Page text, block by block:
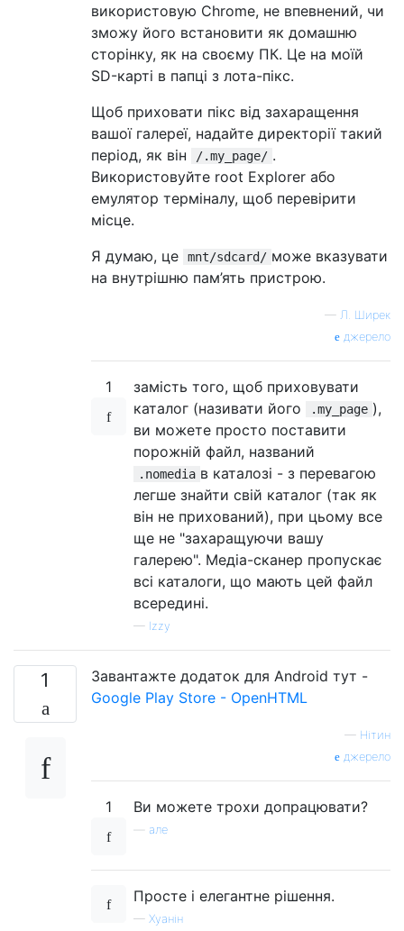
використовую Chrome, не впевнений, чи
зможу його встановити як домашню
сторінку, як на своєму ПК. Це на моїй
SD-карті в папці з лота-пікс.
Щоб приховати пікс від захаращення
вашої галереї, надайте директорії такий
період, як він
/.my_page/ .
Використовуйте root Explorer або
емулятор терміналу, щоб перевірити
місце.
Я думаю, це
mnt/sdcard/ може вказувати
на внутрішню пам’ять пристрою.
— Л. Ширек
джерело
1
замість того, щоб приховувати
каталог (називати його
.my_page ),
ви можете просто поставити
порожній файл, названий
.nomedia в каталозі - з перевагою
легше знайти свій каталог (так як
він не прихований), при цьому все
ще не "захаращуючи вашу
галерею". Медіа-сканер пропускає
всі каталоги, що мають цей файл
всередині.
— Izzy
1
Завантажте додаток для Android тут -
Google Play Store - OpenHTML
— Нітин
джерело
1 Ви можете трохи допрацювати?
але
Просте і елегантне рішення.
— Хуанін